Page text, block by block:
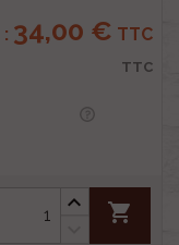
: 34,00 € TTC
TTC
shopping_cart